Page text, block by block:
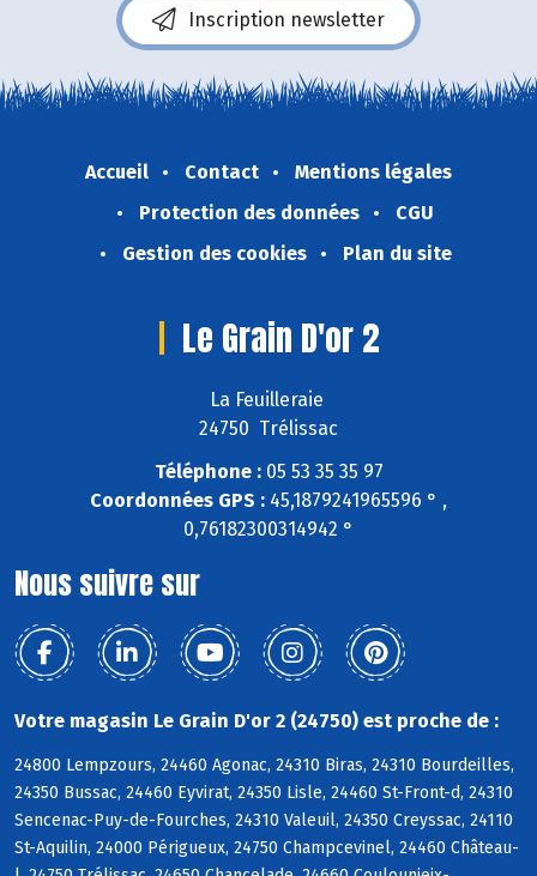
Inscription newsletter
Accueil Contact
Mentions légales
Protection des données
CGU
Gestion des cookies
Plan du site
Le Grain D'or 2
La Feuilleraie
24750 Trélissac
Téléphone :05 53 35 35 97
Coordonnées GPS : 45,1879241965596 ° ,
0,76182300314942 °
Nous suivre sur
Votre magasin Le Grain D'or 2 (24750) est proche de :
24800 Lempzours, 24460 Agonac, 24310 Biras, 24310 Bourdeilles,
24350 Bussac, 24460 Eyvirat, 24350 Lisle, 24460 St-Front-d, 24310
Sencenac-Puy-de-Fourches, 24310 Valeuil, 24350 Creyssac, 24110
St-Aquilin, 24000 Périgueux, 24750 Champcevinel, 24460 Château-